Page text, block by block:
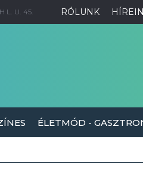
RÓLUNK
L. U. 45.
ÉLETMÓD -